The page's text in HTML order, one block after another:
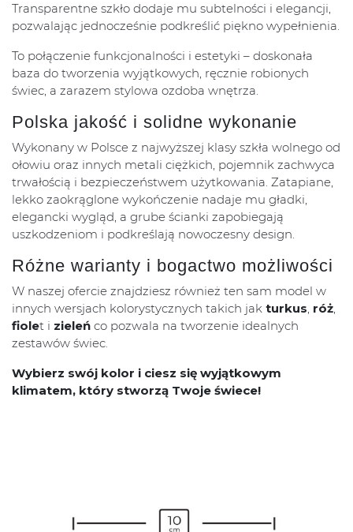
Transparentne szkło dodaje mu subtelności i elegancji,
pozwalając jednocześnie podkreślić piękno wypełnienia.
To połączenie funkcjonalności i estetyki – doskonała
baza do tworzenia wyjątkowych, ręcznie robionych
świec, a zarazem stylowa ozdoba wnętrza.
Polska jakość i solidne wykonanie
Wykonany w Polsce z najwyższej klasy szkła wolnego od
ołowiu oraz innych metali ciężkich, pojemnik zachwyca
trwałością i bezpieczeństwem użytkowania. Zatapiane,
lekko zaokrąglone wykończenie nadaje mu gładki,
elegancki wygląd, a grube ścianki zapobiegają
uszkodzeniom i podkreślają nowoczesny design.
Różne warianty i bogactwo możliwości
W naszej ofercie znajdziesz również ten sam model w
innych wersjach kolorystycznych takich jak turkus, róż,
fiolet i zieleń co pozwala na tworzenie idealnych
zestawów świec.
Wybierz swój kolor i ciesz się wyjątkowym
klimatem, który stworzą Twoje świece!